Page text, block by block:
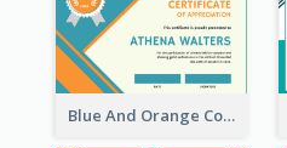
Blue And Orange Company Triangles With Badge Certificate